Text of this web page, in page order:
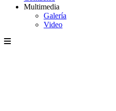
Multimedia
Galería
Video